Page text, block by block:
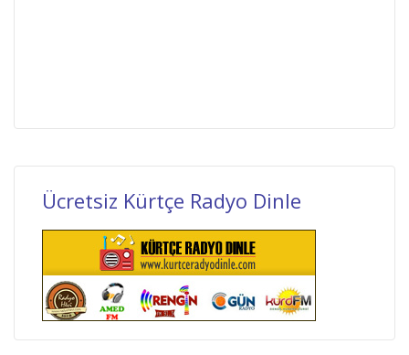
Ücretsiz Kürtçe Radyo Dinle